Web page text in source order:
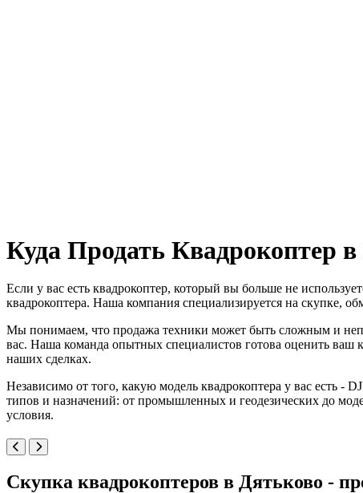
Куда Продать Квадрокоптер в
Если у вас есть квадрокоптер, который вы больше не
квадрокоптера. Наша компания специализируется на скупке,
Мы понимаем, что продажа техники может быть сложным и
вас. Наша команда опытных специалистов готова оценить ваш
наших сделках.
Независимо от того, какую модель квадрокоптера у вас есть
типов и назначений: от промышленных и геодезических до
условия.
Скупка квадрокоптеров в Дятьково -